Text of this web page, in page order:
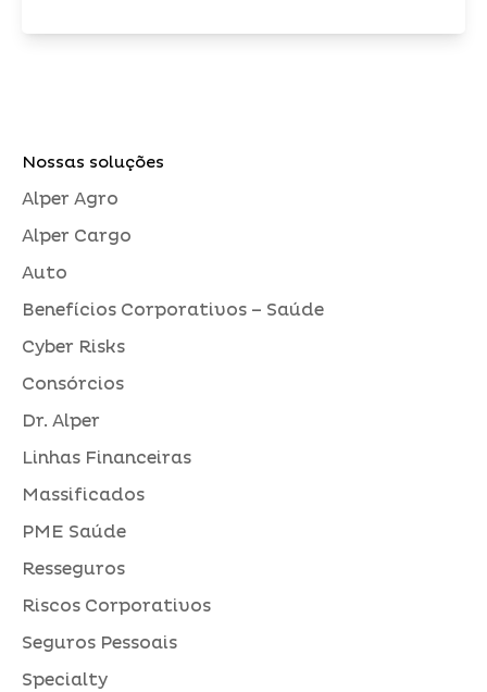
Nossas soluções
Alper Agro
Alper Cargo
Auto
Benefícios Corporativos – Saúde
Cyber Risks
Consórcios
Dr. Alper
Linhas Financeiras
Massificados
PME Saúde
Resseguros
Riscos Corporativos
Seguros Pessoais
Specialty